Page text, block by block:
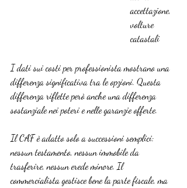
accettazione,
volture
catastali
I dati sui costi per professionista mostrano una
differenza significativa tra le opzioni. Questa
differenza riflette però anche una differenza
sostanziale nei poteri e nelle garanzie offerte.
Il CAF è adatto solo a successioni semplici:
nessun testamento, nessun immobile da
trasferire, nessun erede minore. Il
commercialista gestisce bene la parte fiscale, ma